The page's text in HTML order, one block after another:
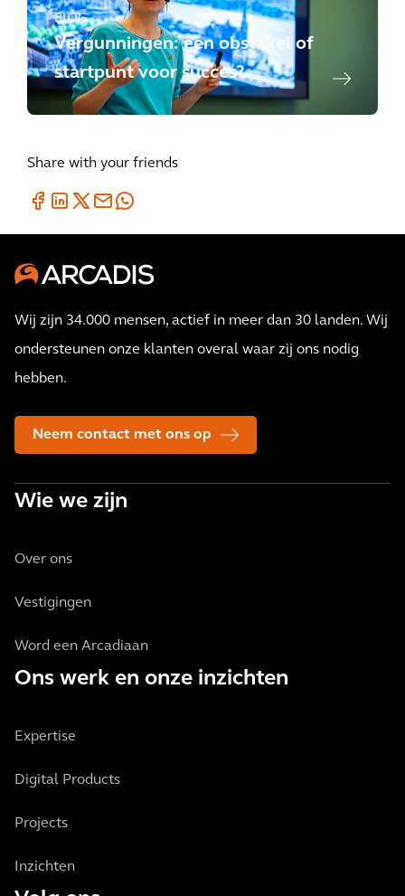
BLOG
Vergunningen: een obstakel of
startpunt voor succes?
Share with your friends
Wij zijn 34.000 mensen, actief in meer dan 30 landen. Wij
ondersteunen onze klanten overal waar zij ons nodig
hebben.
Neem contact met ons op
Wie we zijn
Over ons
Vestigingen
Word een Arcadiaan
Ons werk en onze inzichten
Expertise
Digital Products
Projects
Inzichten